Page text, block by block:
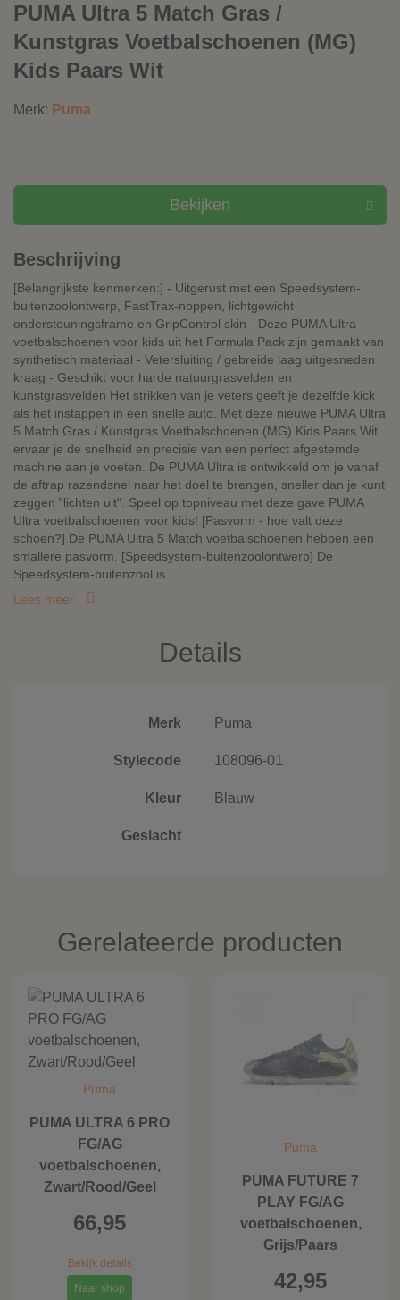
PUMA Ultra 5 Match Gras /
Kunstgras Voetbalschoenen (MG)
Kids Paars Wit
Merk: Puma
Bekijken
Beschrijving
[Belangrijkste kenmerken:] - Uitgerust met een Speedsystem-
buitenzoolontwerp, FastTrax-noppen, lichtgewicht
ondersteuningsframe en GripControl skin - Deze PUMA Ultra
voetbalschoenen voor kids uit het Formula Pack zijn gemaakt van
synthetisch materiaal - Vetersluiting / gebreide laag uitgesneden
kraag - Geschikt voor harde natuurgrasvelden en
kunstgrasvelden Het strikken van je veters geeft je dezelfde kick
als het instappen in een snelle auto. Met deze nieuwe PUMA Ultra
5 Match Gras / Kunstgras Voetbalschoenen (MG) Kids Paars Wit
ervaar je de snelheid en precisie van een perfect afgestemde
machine aan je voeten. De PUMA Ultra is ontwikkeld om je vanaf
de aftrap razendsnel naar het doel te brengen, sneller dan je kunt
zeggen "lichten uit". Speel op topniveau met deze gave PUMA
Ultra voetbalschoenen voor kids! [Pasvorm - hoe valt deze
schoen?] De PUMA Ultra 5 Match voetbalschoenen hebben een
smallere pasvorm. [Speedsystem-buitenzoolontwerp] De
Speedsystem-buitenzool is
Lees meer
Details
Merk Puma
Stylecode 108096-01
Kleur Blauw
Geslacht
Gerelateerde producten
Puma
PUMA ULTRA 6 PRO
FG/AG
voetbalschoenen,
Zwart/Rood/Geel
66,95
Bekijk details
Naar shop
Puma
PUMA FUTURE 7
PLAY FG/AG
voetbalschoenen,
Grijs/Paars
42,95